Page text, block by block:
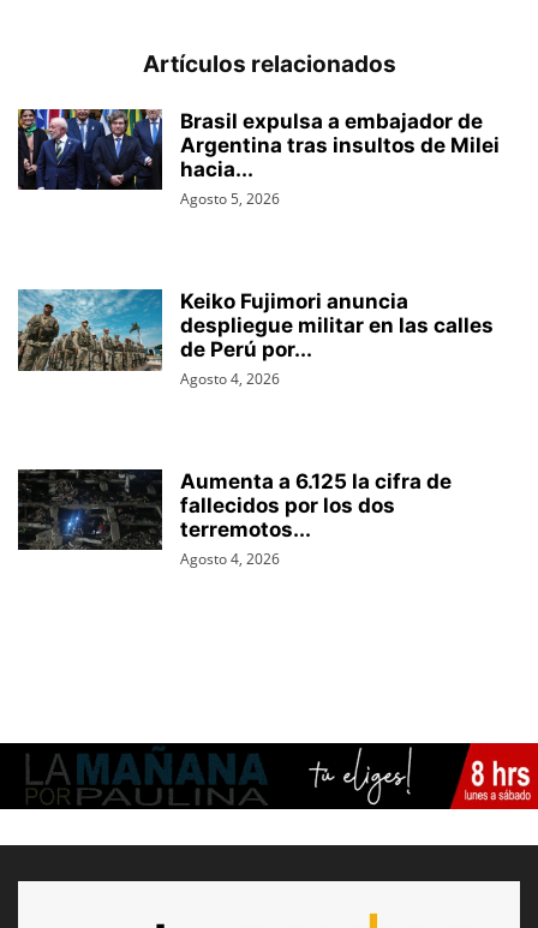
Artículos relacionados
Brasil expulsa a embajador de
Argentina tras insultos de Milei
hacia...
Agosto 5, 2026
Keiko Fujimori anuncia
despliegue militar en las calles
de Perú por...
Agosto 4, 2026
Aumenta a 6.125 la cifra de
fallecidos por los dos
terremotos...
Agosto 4, 2026